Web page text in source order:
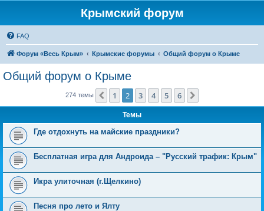
Крымский форум
FAQ
Форум «Весь Крым» Крымские форумы Общий форум о Крыме
Общий форум о Крыме
274 темы Пред.
1 2 3 4 5 6
Темы
Где отдохнуть на майские праздники?
Бесплатная игра для Андроида – "Русский трафик: Крым"
Икра улиточная (г.Щелкино)
Песня про лето и Ялту